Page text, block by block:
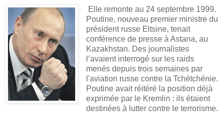
Elle remonte au 24 septembre 1999.
Poutine, nouveau premier ministre du
président russe Eltsine, tenait
conférence de presse à Astana, au
Kazakhstan. Des journalistes
l’avaient interrogé sur les raids
menés depuis trois semaines par
l'aviation russe contre la Tchétchénie.
Poutine avait réitéré la position déjà
exprimée par le Kremlin : ils étaient
destinées à lutter contre le terrorisme.